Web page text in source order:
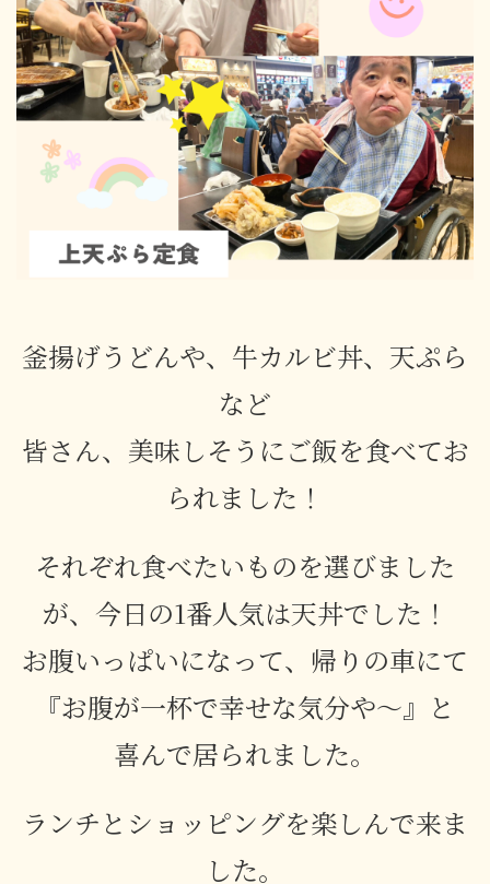
釜揚げうどんや、牛カルビ丼、天ぷら
など
皆さん、美味しそうにご飯を食べてお
られました！
それぞれ食べたいものを選びました
が、今日の1番人気は天丼でした！
お腹いっぱいになって、帰りの車にて
『お腹が一杯で幸せな気分や〜』と
喜んで居られました。
ランチとショッピングを楽しんで来ま
した。